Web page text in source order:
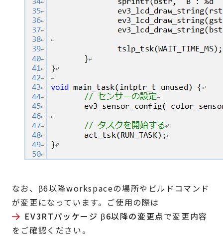
なお、β6以降workspaceの場所やビルドコマンド
が変更になっています。ご使用の際は
EV3RTパッケージ β6以降の変更点で変更内容
をご確認ください。